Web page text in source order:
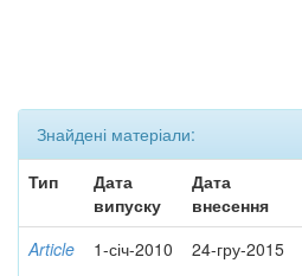
Знайдені матеріали:
Тип
Дата
випуску
Дата
внесення
Article 1-січ-2010 24-гру-2015